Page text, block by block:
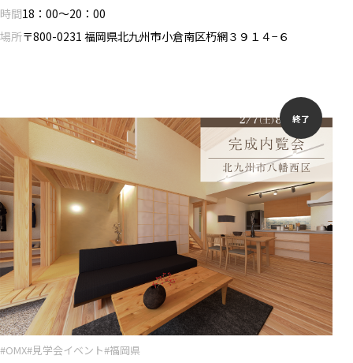
時間18：00～20：00
場所〒800-0231 福岡県北九州市小倉南区朽網３９１４−６
終了
#OMX#見学会イベント#福岡県